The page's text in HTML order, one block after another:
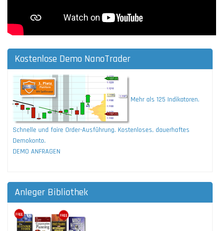
Kostenlose Demo NanoTrader
Mehr als 125 Indikatoren.
Schnelle und faire Order-Ausführung. Kostenloses, dauerhaftes
Demokonto.
DEMO ANFRAGEN
Anleger Bibliothek